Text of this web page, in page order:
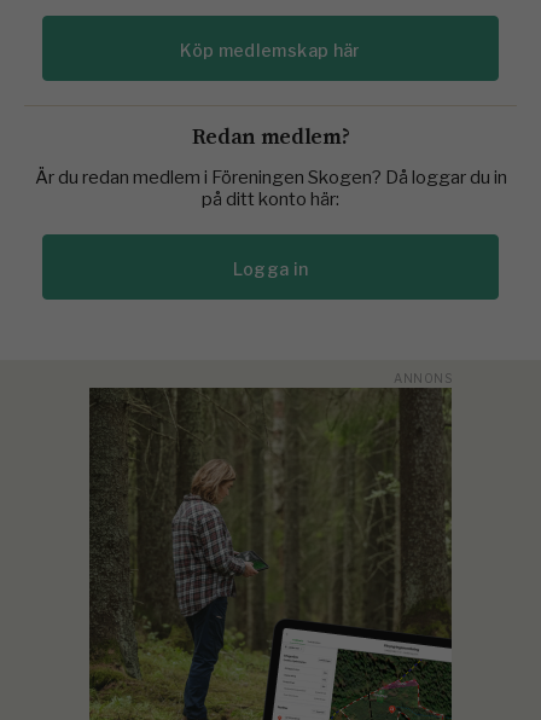
Köp medlemskap här
Redan medlem?
Är du redan medlem i Föreningen Skogen? Då loggar du in
på ditt konto här:
Logga in